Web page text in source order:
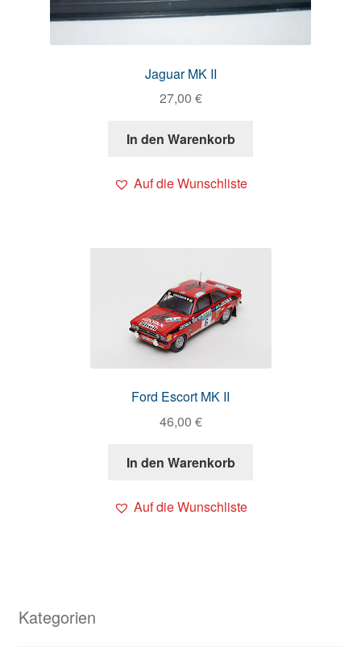
Jaguar MK II
27,00 €
In den Warenkorb
Auf die Wunschliste
Ford Escort MK II
46,00 €
In den Warenkorb
Auf die Wunschliste
Kategorien